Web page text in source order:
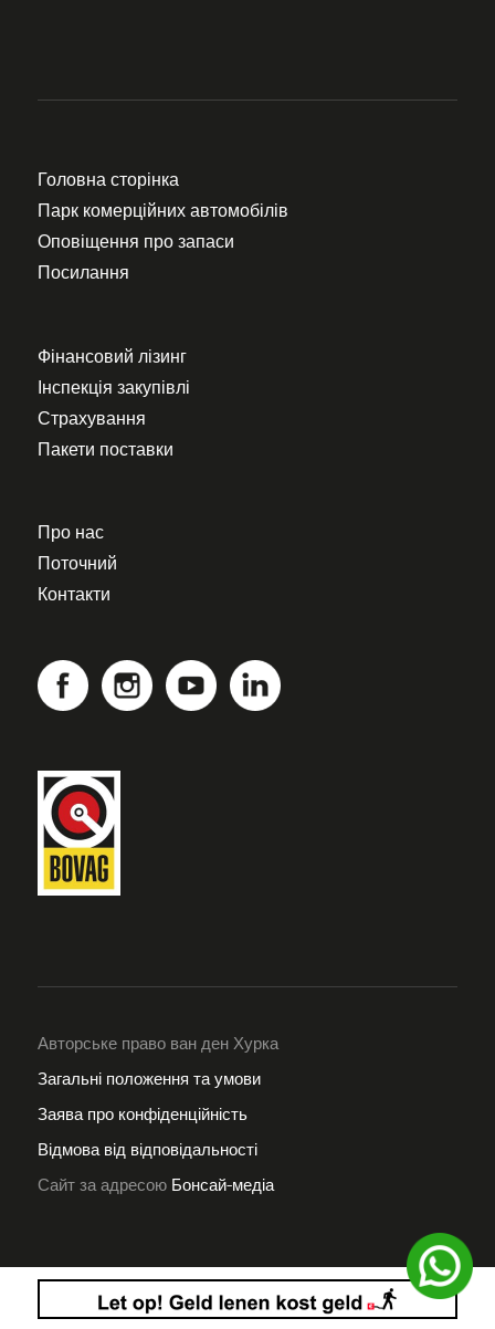
Головна сторінка
Парк комерційних автомобілів
Оповіщення про запаси
Посилання
Фінансовий лізинг
Інспекція закупівлі
Страхування
Пакети поставки
Про нас
Поточний
Контакти
Авторське право ван ден Хурка
Загальні положення та умови
Заява про конфіденційність
Відмова від відповідальності
Сайт за адресою Бонсай-медіа